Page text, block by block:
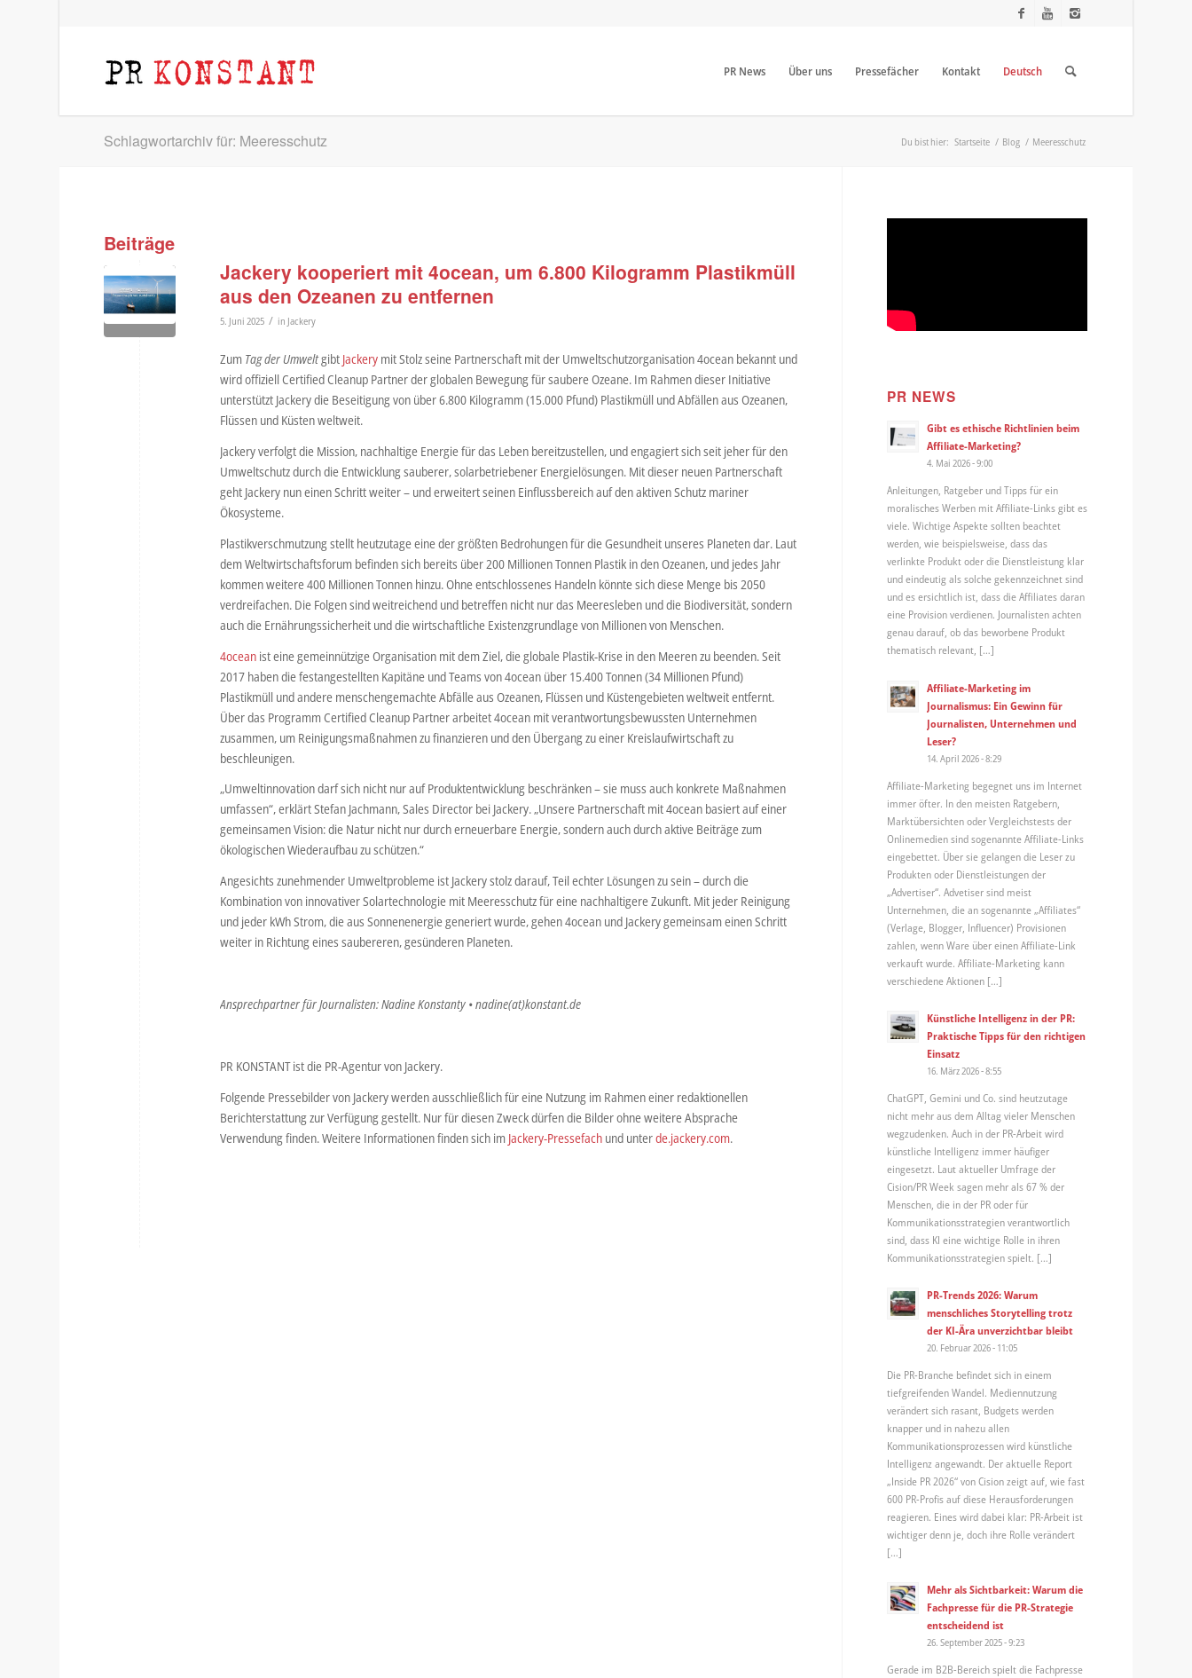
PR News Über uns Pressefächer Kontakt Deutsch
Schlagwortarchiv für: Meeresschutz Du bist hier: Startseite / Blog / Meeresschutz
Beiträge
Jackery kooperiert mit 4ocean, um 6.800 Kilogramm Plastikmüll
aus den Ozeanen zu entfernen
5. Juni 2025 / in Jackery
Zum Tag der Umweltgibt Jackery mit Stolz seine Partnerschaft mit der Umweltschutzorganisation 4ocean bekannt und
wird offiziell Certified Cleanup Partner der globalen Bewegung für saubere Ozeane. Im Rahmen dieser Initiative
unterstützt Jackery die Beseitigung von über 6.800 Kilogramm (15.000 Pfund) Plastikmüll und Abfällen aus Ozeanen,
Flüssen und Küsten weltweit.
Jackery verfolgt die Mission, nachhaltige Energie für das Leben bereitzustellen, und engagiert sich seit jeher für den
Umweltschutz durch die Entwicklung sauberer, solarbetriebener Energielösungen. Mit dieser neuen Partnerschaft
geht Jackery nun einen Schritt weiter – und erweitert seinen Einflussbereich auf den aktiven Schutz mariner
Ökosysteme.
Plastikverschmutzung stellt heutzutage eine der größten Bedrohungen für die Gesundheit unseres Planeten dar. Laut
dem Weltwirtschaftsforum befinden sich bereits über 200 Millionen Tonnen Plastik in den Ozeanen, und jedes Jahr
kommen weitere 400 Millionen Tonnen hinzu. Ohne entschlossenes Handeln könnte sich diese Menge bis 2050
verdreifachen. Die Folgen sind weitreichend und betreffen nicht nur das Meeresleben und die Biodiversität, sondern
auch die Ernährungssicherheit und die wirtschaftliche Existenzgrundlage von Millionen von Menschen.
4ocean ist eine gemeinnützige Organisation mit dem Ziel, die globale Plastik-Krise in den Meeren zu beenden. Seit
2017 haben die festangestellten Kapitäne und Teams von 4ocean über 15.400 Tonnen (34 Millionen Pfund)
Plastikmüll und andere menschengemachte Abfälle aus Ozeanen, Flüssen und Küstengebieten weltweit entfernt.
Über das Programm Certified Cleanup Partner arbeitet 4ocean mit verantwortungsbewussten Unternehmen
zusammen, um Reinigungsmaßnahmen zu finanzieren und den Übergang zu einer Kreislaufwirtschaft zu
beschleunigen.
„Umweltinnovation darf sich nicht nur auf Produktentwicklung beschränken – sie muss auch konkrete Maßnahmen
umfassen“, erklärt Stefan Jachmann, Sales Director bei Jackery. „Unsere Partnerschaft mit 4ocean basiert auf einer
gemeinsamen Vision: die Natur nicht nur durch erneuerbare Energie, sondern auch durch aktive Beiträge zum
ökologischen Wiederaufbau zu schützen.“
Angesichts zunehmender Umweltprobleme ist Jackery stolz darauf, Teil echter Lösungen zu sein – durch die
Kombination von innovativer Solartechnologie mit Meeresschutz für eine nachhaltigere Zukunft. Mit jeder Reinigung
und jeder kWh Strom, die aus Sonnenenergie generiert wurde, gehen 4ocean und Jackery gemeinsam einen Schritt
weiter in Richtung eines saubereren, gesünderen Planeten.
Ansprechpartner für Journalisten: Nadine Konstanty • nadine(at)konstant.de
PR KONSTANT ist die PR-Agentur von Jackery.
Folgende Pressebilder von Jackery werden ausschließlich für eine Nutzung im Rahmen einer redaktionellen
Berichterstattung zur Verfügung gestellt. Nur für diesen Zweck dürfen die Bilder ohne weitere Absprache
Verwendung finden. Weitere Informationen finden sich im Jackery-Pressefach und unterde.jackery.com.
PR NEWS
Gibt es ethische Richtlinien beim
Affiliate-Marketing?
4. Mai 2026 - 9:00
Anleitungen, Ratgeber und Tipps für ein
moralisches Werben mit Affiliate-Links gibt es
viele. Wichtige Aspekte sollten beachtet
werden, wie beispielsweise, dass das
verlinkte Produkt oder die Dienstleistung klar
und eindeutig als solche gekennzeichnet sind
und es ersichtlich ist, dass die Affiliates daran
eine Provision verdienen. Journalisten achten
genau darauf, ob das beworbene Produkt
thematisch relevant, […]
Affiliate-Marketing im
Journalismus: Ein Gewinn für
Journalisten, Unternehmen und
Leser?
14. April 2026 - 8:29
Affiliate-Marketing begegnet uns im Internet
immer öfter. In den meisten Ratgebern,
Marktübersichten oder Vergleichstests der
Onlinemedien sind sogenannte Affiliate-Links
eingebettet. Über sie gelangen die Leser zu
Produkten oder Dienstleistungen der
„Advertiser“. Advetiser sind meist
Unternehmen, die an sogenannte „Affiliates“
(Verlage, Blogger, Influencer) Provisionen
zahlen, wenn Ware über einen Affiliate-Link
verkauft wurde. Affiliate-Marketing kann
verschiedene Aktionen […]
Künstliche Intelligenz in der PR:
Praktische Tipps für den richtigen
Einsatz
16. März 2026 - 8:55
ChatGPT, Gemini und Co. sind heutzutage
nicht mehr aus dem Alltag vieler Menschen
wegzudenken. Auch in der PR-Arbeit wird
künstliche Intelligenz immer häufiger
eingesetzt. Laut aktueller Umfrage der
Cision/PR Week sagen mehr als 67 % der
Menschen, die in der PR oder für
Kommunikationsstrategien verantwortlich
sind, dass KI eine wichtige Rolle in ihren
Kommunikationsstrategien spielt. […]
PR-Trends 2026: Warum
menschliches Storytelling trotz
der KI-Ära unverzichtbar bleibt
20. Februar 2026 - 11:05
Die PR-Branche befindet sich in einem
tiefgreifenden Wandel. Mediennutzung
verändert sich rasant, Budgets werden
knapper und in nahezu allen
Kommunikationsprozessen wird künstliche
Intelligenz angewandt. Der aktuelle Report
„Inside PR 2026“ von Cision zeigt auf, wie fast
600 PR-Profis auf diese Herausforderungen
reagieren. Eines wird dabei klar: PR-Arbeit ist
wichtiger denn je, doch ihre Rolle verändert
[…]
Mehr als Sichtbarkeit: Warum die
Fachpresse für die PR-Strategie
entscheidend ist
26. September 2025 - 9:23
Gerade im B2B-Bereich spielt die Fachpresse